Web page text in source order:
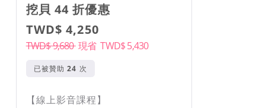
挖貝 44 折優惠
TWD$ 4,250
TWD$ 9,680現省 TWD$5,430
已被贊助 次
【線上影音課程】